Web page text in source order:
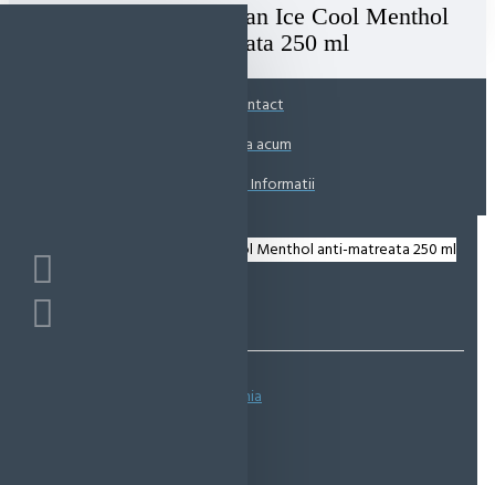
Sampon Clear Woman Ice Cool Menthol
anti-matreata 250 ml
Contact
Suna acum
Solicita Informatii
Spune-ţi opinia